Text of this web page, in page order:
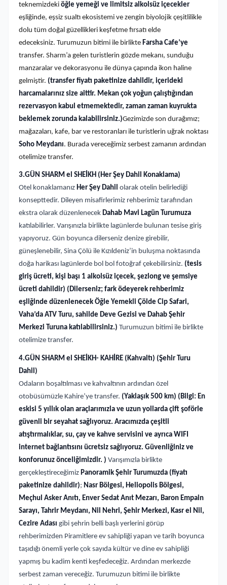
teknemizdeki öğle yemeği ve limitsiz alkolsüz içecekler
eşliğinde, eşsiz sualtı ekosistemi ve zengin biyolojik çeşitlilikle
dolu tüm doğal güzellikleri keşfetme fırsatı elde
edeceksiniz. Turumuzun bitimi ile birlikte Farsha Cafe’ye
transfer. Sharm’a gelen turistlerin gözde mekanı, sunduğu
manzaralar ve dekorasyonu ile dünya çapında ikon haline
gelmiştir. (transfer fiyatı paketinize dahildir, içerideki
harcamalarınız size aittir. Mekan çok yoğun çalıştığından
rezervasyon kabul etmemektedir, zaman zaman kuyrukta
beklemek zorunda kalabilirsiniz.)Gezimizde son durağımız;
mağazaları, kafe, bar ve restoranları ile turistlerin uğrak noktası
Soho Meydanı. Burada vereceğimiz serbest zamanın ardından
otelimize transfer.
3.GÜN SHARM el SHEİKH (Her Şey Dahil Konaklama)
Otel konaklamanız Her Şey Dahil olarak otelin belirlediği
konsepttedir. Dileyen misafirlerimiz rehberimiz tarafından
ekstra olarak düzenlenecek Dahab Mavi Lagün Turumuza
katılabilirler. Varışınızla birlikte lagünlerde bulunan tesise giriş
yapıyoruz. Gün boyunca dilerseniz denize girebilir,
güneşlenebilir, Sina Çölü ile Kızıldeniz’in buluşma noktasında
doğa harikası lagünlerde bol bol fotoğraf çekebilirsiniz. (tesis
giriş ücreti, kişi başı 1 alkolsüz içecek, şezlong ve şemsiye
ücreti dahildir) (Dilerseniz; fark ödeyerek rehberimiz
eşliğinde düzenlenecek Öğle Yemekli Çölde Cip Safari,
Vaha’da ATV Turu, sahilde Deve Gezisi ve Dahab Şehir
Merkezi Turuna katılabilirsiniz.) Turumuzun bitimi ile birlikte
otelimize transfer.
4.GÜN SHARM el SHEİKH- KAHİRE (Kahvaltı) (Şehir Turu
Dahil)
Odaların boşaltılması ve kahvaltının ardından özel
otobüsümüzle Kahire’ye transfer. (Yaklaşık 500 km) (Bilgi: En
eskisi 5 yıllık olan araçlarımızla ve uzun yollarda çift şoförle
güvenli bir seyahat sağlıyoruz. Aracımızda çeşitli
atıştırmalıklar, su, çay ve kahve servisini ve ayrıca WIFI
internet bağlantısını ücretsiz sağlıyoruz. Güvenliğiniz ve
konforunuz önceliğimizdir. ) Varışımızla birlikte
gerçekleştireceğimiz Panoramik Şehir Turumuzda (fiyatı
paketinize dahildir); Nasr Bölgesi, Heliopolis Bölgesi,
Meçhul Asker Anıtı, Enver Sedat Anıt Mezarı, Baron Empain
Sarayı, Tahrir Meydanı, Nil Nehri, Şehir Merkezi, Kasr el Nil,
Cezire Adası gibi şehrin belli başlı yerlerini görüp
rehberimizden Piramitlere ev sahipliği yapan ve tarih boyunca
taşıdığı önemli yerle çok sayıda kültür ve dine ev sahipliği
yapmış bu kadim kenti keşfedeceğiz. Ardından merkezde
serbest zaman vereceğiz. Turumuzun bitimi ile birlikte